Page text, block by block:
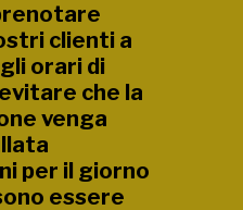
clienti a
orari di
che la
venga
per il giorno
essere